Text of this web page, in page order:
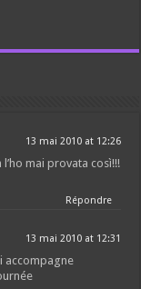
13 mai 2010 at 12:26
mai provata così!!!
Répondre
13 mai 2010 at 12:31
accompagne